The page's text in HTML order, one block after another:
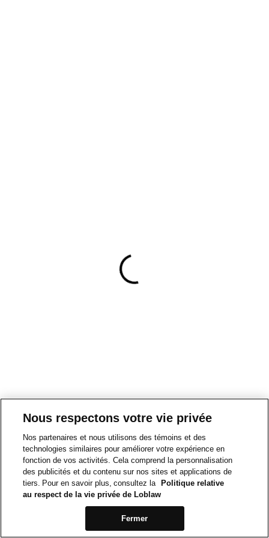
Nous respectons votre vie privée
Nos partenaires et nous utilisons des témoins et des
technologies similaires pour améliorer votre expérience en
fonction de vos activités. Cela comprend la personnalisation
des publicités et du contenu sur nos sites et applications de
tiers. Pour en savoir plus, consultez la
Politique relative
au respect de la vie privée de Loblaw
Fermer